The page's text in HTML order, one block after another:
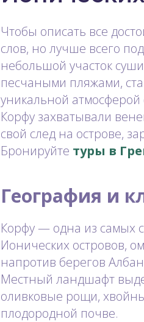
Чтобы описать все
слов, но лучше всего
небольшой участок
песчаными пляжами,
уникальной атмосферой
Корфу захватывали
свой след на острове,
Бронируйте туры в
География и
Корфу — одна из самых
Ионических островов,
напротив берегов
Местный ландшафт
оливковые рощи,
плодородной почве.